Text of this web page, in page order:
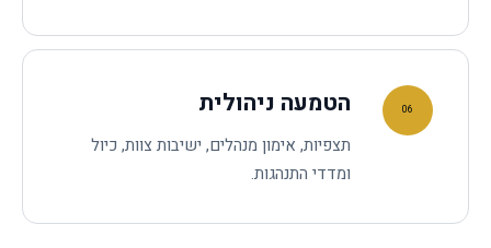
06 הטמעה ניהולית
תצפיות, אימון מנהלים, ישיבות צוות, כיול
ומדדי התנהגות.